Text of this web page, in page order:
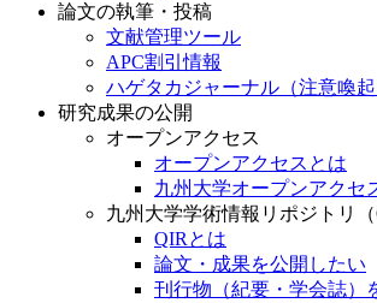
論文の執筆・投稿
文献管理ツール
APC割引情報
ハゲタカジャーナル（注意喚起
研究成果の公開
オープンアクセス
オープンアクセスとは
九州大学オープンアクセ
九州大学学術情報リポジトリ（
QIRとは
論文・成果を公開したい
刊行物（紀要・学会誌）